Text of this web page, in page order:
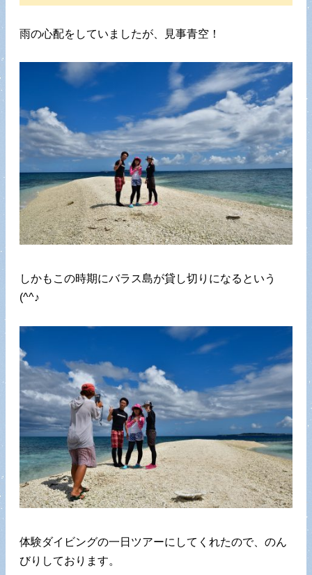
雨の心配をしていましたが、見事青空！
しかもこの時期にバラス島が貸し切りになるという
(^^♪
体験ダイビングの一日ツアーにしてくれたので、のん
びりしております。